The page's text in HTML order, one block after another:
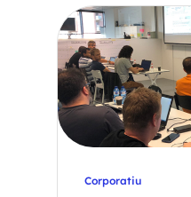
Corporatiu